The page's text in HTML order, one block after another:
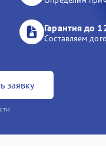
Гарантия до
Составляем
заявку